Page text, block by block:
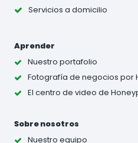
Servicios a domicilio
Aprender
Nuestro portafolio
Fotografía de negocios por
El centro de video de
Sobre nosotros
Nuestro equipo